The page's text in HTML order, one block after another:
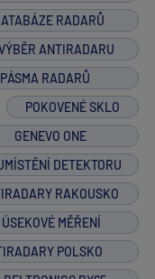
RADARŮ
ANTIRADARU
PÁSMA RADARŮ
POKOVENÉ SKLO
GENEVO ONE
DETEKTORU
RAKOUSKO
ÚSEKOVÉ MĚŘENÍ
POLSKO